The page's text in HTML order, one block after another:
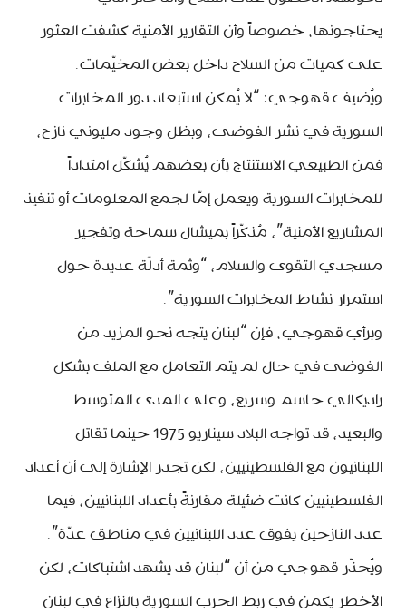
يحتاجونها، خصوصاً وأن التقارير الأمنية كشفت العثور
على كميات من السلاح داخل بعض المخيّمات.
ويُضيف قهوجي: “لا يُمكن استبعاد دور المخابرات
السورية في نشر الفوضى، وبظل وجود مليوني نازح،
فمن الطبيعي الاستنتاج بأن بعضهم يُشكّل امتداداً
للمخابرات السورية ويعمل إمّا لجمع المعلومات أو تنفيذ
المشاريع الأمنية”، مُذكّراً بميشال سماحة وتفجير
مسجدي التقوى والسلام، “وثمة أدلّة عديدة حول
استمرار نشاط المخابرات السورية”.
وبرأي قهوجي، فإن “لبنان يتجه نحو المزيد من
الفوضى في حال لم يتم التعامل مع الملف بشكل
راديكالي حاسم وسريع، وعلى المدى المتوسط
والبعيد، قد تواجه البلاد سيناريو 1975 حينما تقاتل
اللبنانيون مع الفلسطينيين، لكن تجدر الإشارة إلى أن أعداد
الفلسطينيين كانت ضئيلة مقارنةً بأعداد اللبنانيين، فيما
عدد النازحين يفوق عدد اللبنانيين في مناطق عدّة”.
ويُحذّر قهوجي من أن “لبنان قد يشهد اشتباكات، لكن
الأخطر يكمن في ربط الحرب السورية بالنزاع في لبنان